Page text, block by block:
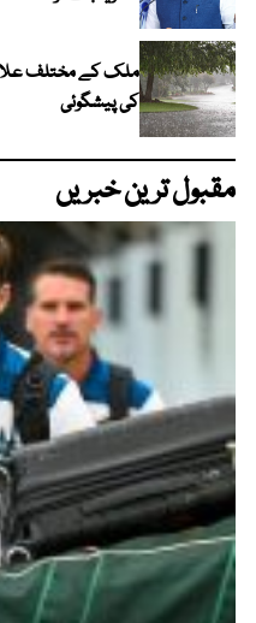
ملک کے مختلف
کی پیشگوئی
مقبول ترین خبریں